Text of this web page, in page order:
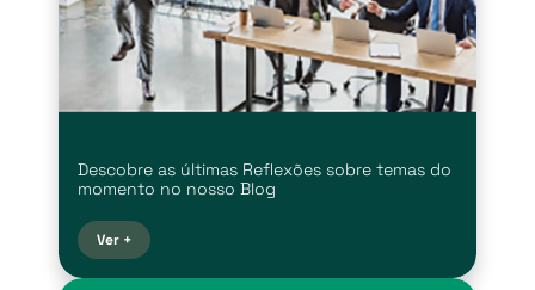
Descobre as últimas Reflexões sobre temas do
momento no nosso Blog
Ver +